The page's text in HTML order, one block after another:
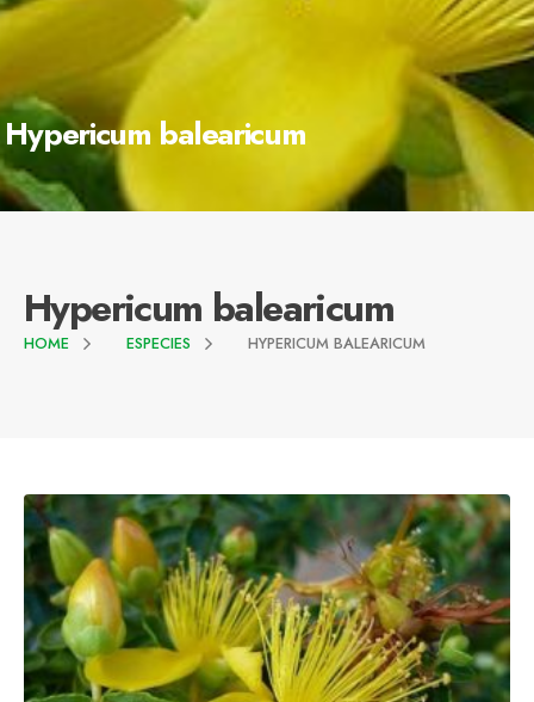
Hypericum balearicum
Hypericum balearicum
HOME ESPECIES HYPERICUM BALEARICUM